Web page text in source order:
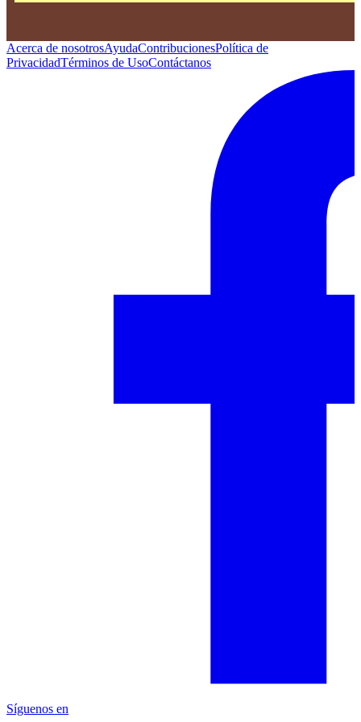
Acerca de nosotrosAyudaContribucionesPolítica de
PrivacidadTérminos de UsoContáctanos
Síguenos en